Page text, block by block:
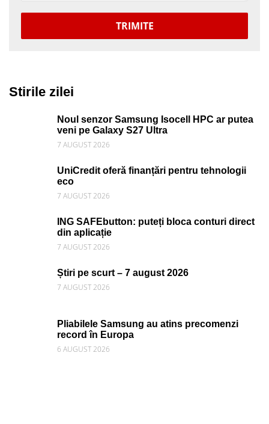
TRIMITE
Stirile zilei
Noul senzor Samsung Isocell HPC ar putea
veni pe Galaxy S27 Ultra
7 AUGUST 2026
UniCredit oferă finanțări pentru tehnologii
eco
7 AUGUST 2026
ING SAFEbutton: puteți bloca conturi direct
din aplicație
7 AUGUST 2026
Știri pe scurt – 7 august 2026
7 AUGUST 2026
Pliabilele Samsung au atins precomenzi
record în Europa
6 AUGUST 2026